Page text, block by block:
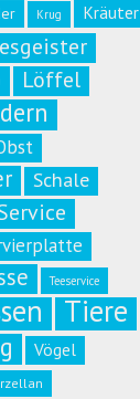
Krug Kräuter
Löffel
Schale
Teeservice
Tiere
Vögel